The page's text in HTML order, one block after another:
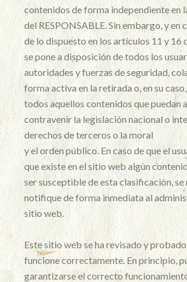
contenidos de forma independiente en
del RESPONSABLE. Sin embargo, y en
de lo dispuesto en los artículos 11 y 16
se pone a disposición de todos los
autoridades y fuerzas de seguridad,
forma activa en la retirada o, en su
todos aquellos contenidos que puedan
contravenir la legislación nacional o
derechos de terceros o la moral
y el orden público. En caso de que el
que existe en el sitio web algún
ser susceptible de esta clasificación, se
notifique de forma inmediata al
sitio web.
Este sitio web se ha revisado y
funcione correctamente. En principio,
garantizarse el correcto